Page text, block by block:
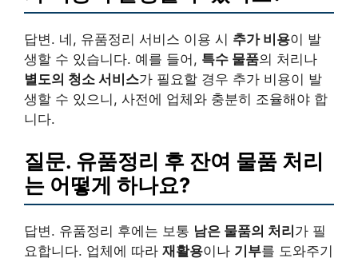
답변. 네, 유품정리 서비스 이용 시 추가 비용이 발
생할 수 있습니다. 예를 들어, 특수 물품의 처리나
별도의 청소 서비스가 필요할 경우 추가 비용이 발
생할 수 있으니, 사전에 업체와 충분히 조율해야 합
니다.
질문. 유품정리 후 잔여 물품 처리
는 어떻게 하나요?
답변. 유품정리 후에는 보통 남은 물품의 처리 가 필
요합니다. 업체에 따라 재활용이나 기부를 도와주기